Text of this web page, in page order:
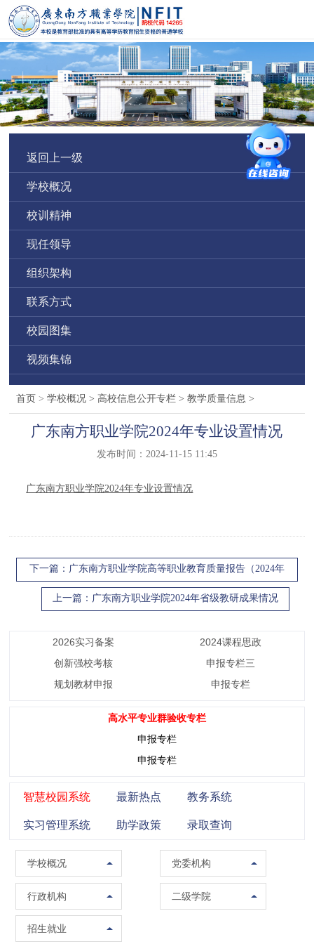
返回上一级
学校概况
校训精神
现任领导
组织架构
联系方式
校园图集
视频集锦
首页 >学校概况 > 高校信息公开专栏 >教学质量信息 >
广东南方职业学院2024年专业设置情况
发布时间：2024-11-15 11:45
广东南方职业学院2024年专业设置情况
下一篇：广东南方职业学院高等职业教育质量报告（2024年
度）
上一篇：广东南方职业学院2024年省级教研成果情况
2026实习备案
2024课程思政
创新强校考核
申报专栏三
规划教材申报
申报专栏
高水平专业群验收专栏
申报专栏
申报专栏
智慧校园系统
实习管理系统
最新热点
助学政策
教务系统
录取查询
学校概况
学校概况
校训精神
现任领导
组织架构
党委机构
党委组织部（党校）
党委宣传部（普法办公室）
党委统战部
行政机构
党政办公室（法制办公室）
南校区管委会办公室
二级学院
马克思主义学院
招生就业
招生办公室